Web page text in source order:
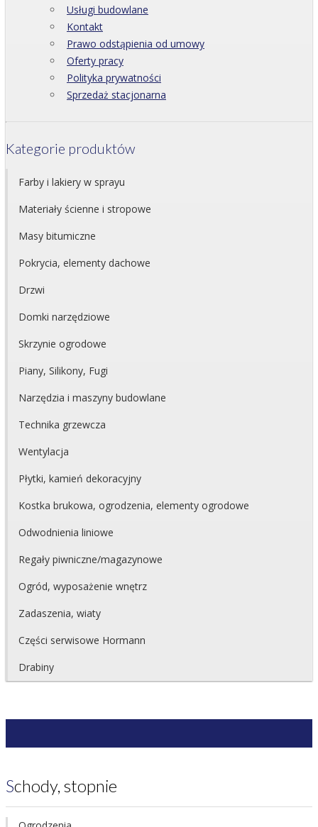
Usługi budowlane
Kontakt
Prawo odstąpienia od umowy
Oferty pracy
Polityka prywatności
Sprzedaż stacjonarna
Kategorie produktów
Farby i lakiery w sprayu
Materiały ścienne i stropowe
Masy bitumiczne
Pokrycia, elementy dachowe
Drzwi
Domki narzędziowe
Skrzynie ogrodowe
Piany, Silikony, Fugi
Narzędzia i maszyny budowlane
Technika grzewcza
Wentylacja
Płytki, kamień dekoracyjny
Kostka brukowa, ogrodzenia, elementy ogrodowe
Odwodnienia liniowe
Regały piwniczne/magazynowe
Ogród, wyposażenie wnętrz
Zadaszenia, wiaty
Części serwisowe Hormann
Drabiny
Schody, stopnie